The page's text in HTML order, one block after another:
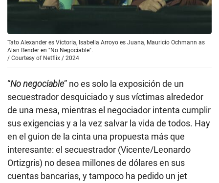
Tato Alexander es Victoria, Isabella Arroyo es Juana, Mauricio Ochmann as
Alan Bender en "No Negociable".
/ Courtesy of Netflix / 2024
“No negociable” no es solo la exposición de un
secuestrador desquiciado y sus víctimas alrededor
de una mesa, mientras el negociador intenta cumplir
sus exigencias y a la vez salvar la vida de todos. Hay
en el guion de la cinta una propuesta más que
interesante: el secuestrador (Vicente/Leonardo
Ortizgris) no desea millones de dólares en sus
cuentas bancarias, y tampoco ha pedido un jet